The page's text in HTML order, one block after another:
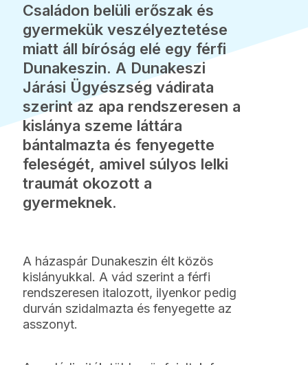
Családon belüli erőszak és
gyermekük veszélyeztetése
miatt áll bíróság elé egy férfi
Dunakeszin. A Dunakeszi
Járási Ügyészség vádirata
szerint az apa rendszeresen a
kislánya szeme láttára
bántalmazta és fenyegette
feleségét, amivel súlyos lelki
traumát okozott a
gyermeknek.
A házaspár Dunakeszin élt közös
kislányukkal. A vád szerint a férfi
rendszeresen italozott, ilyenkor pedig
durván szidalmazta és fenyegette az
asszonyt.